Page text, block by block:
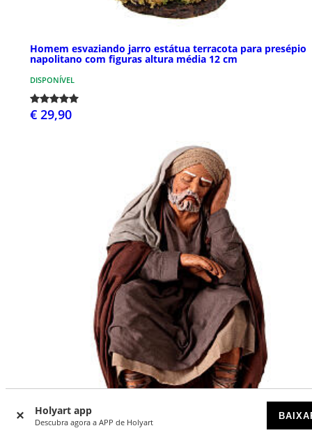
Holyart app
Descubra agora a APP de Holyart
Homem esvaziando jarro estátua terracota para presépio
napolitano com figuras altura média 12 cm
DISPONÍVEL
€ 29,90